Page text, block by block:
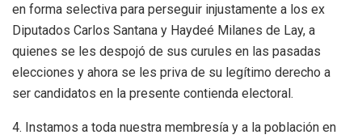
en forma selectiva para perseguir injustamente a los ex
Diputados Carlos Santana y Haydeé Milanes de Lay, a
quienes se les despojó de sus curules en las pasadas
elecciones y ahora se les priva de su legítimo derecho a
ser candidatos en la presente contienda electoral.
4. Instamos a toda nuestra membresía y a la población en